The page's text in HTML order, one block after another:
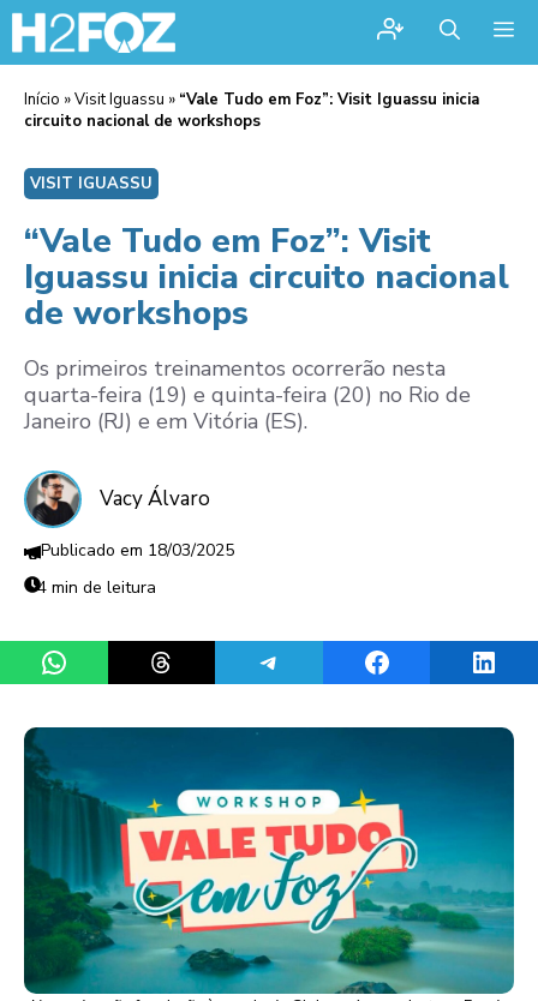
Início »Visit Iguassu » “Vale Tudo em Foz”: Visit Iguassu inicia
circuito nacional de workshops
VISIT IGUASSU
“Vale Tudo em Foz”: Visit
Iguassu inicia circuito nacional
de workshops
Os primeiros treinamentos ocorrerão nesta
quarta-feira (19) e quinta-feira (20) no Rio de
Janeiro (RJ) e em Vitória (ES).
Vacy Álvaro
18/03/2025
4 min de leitura
Share on WhatsAppShare on ThreadsShare on TelegramShare on Facebook